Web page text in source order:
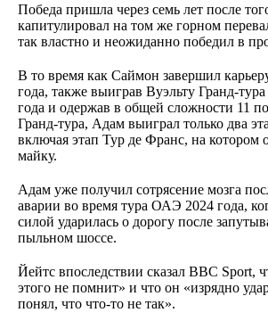
Победа пришла через семь лет после
капитулировал на том же горном
так властно и неожиданно победил в
В то время как Саймон завершил
года, также выиграв Вуэльту Гранд-
года и одержав в общей сложности 11
Гранд-тура, Адам выиграл только два
включая этап Тур де Франс, на котором
майку.
Адам уже получил сотрясение мозга
аварии во время тура ОАЭ 2024 года,
силой ударилась о дорогу после
пыльном шоссе.
Йейтс впоследствии сказал BBC Sport,
этого не помнит» и что он «изрядно
понял, что что-то не так».